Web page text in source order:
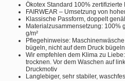
Ökotex Standard 100% zertifizierte
FAIRWEAR – Umsetzung von
Klassische Passform, doppelt
Materialzusammensetzung: 100%
g/m²
Pflegehinweise:
bügeln, nicht auf dem Druck bügeln
Wir empfehlen dem Klima zu
trocknen. Vor dem Waschen auf
Druckmotiv
Langlebiger, sehr stabiler,